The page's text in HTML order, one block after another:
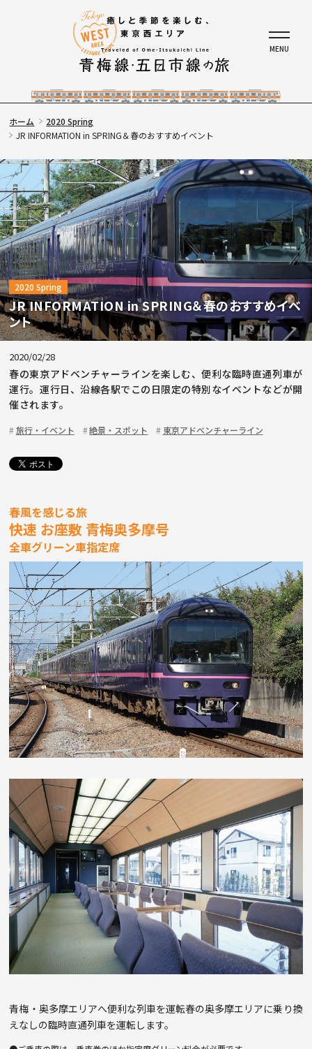
ホーム
2020 Spring
JR INFORMATION in SPRING＆春のおすすめイベント
2020 Spring
JR INFORMATION in SPRING＆春のおすすめイベ
ント
2020/02/28
春の東京アドベンチャーラインを楽しむ、便利な臨時直通列車が
運行。運行日、沿線各駅でこの日限定の特別なイベントなどが開
催されます。
旅行・イベント 絶景・スポット 東京アドベンチャーライン
春風を感じる旅
快速 お座敷 青梅奥多摩号
全車グリーン車指定席
青梅・奥多摩エリアへ便利な列車を運転春の奥多摩エリアに乗り換
えなしの臨時直通列車を運転します。